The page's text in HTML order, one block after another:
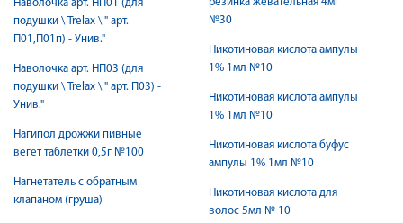
Наволочка арт. НП01 (для
подушки \ Trelax \ " арт.
П01,П01п) - Унив."
Наволочка арт. НП03 (для
подушки \ Trelax \ " арт. П03) -
Унив."
Нагипол дрожжи пивные
вегет таблетки 0,5г №100
Нагнетатель с обратным
клапаном (груша)
№30
Никотиновая кислота ампулы
1% 1мл №10
Никотиновая кислота ампулы
1% 1мл №10
Никотиновая кислота буфус
ампулы 1% 1мл №10
Никотиновая кислота для
волос 5мл № 10